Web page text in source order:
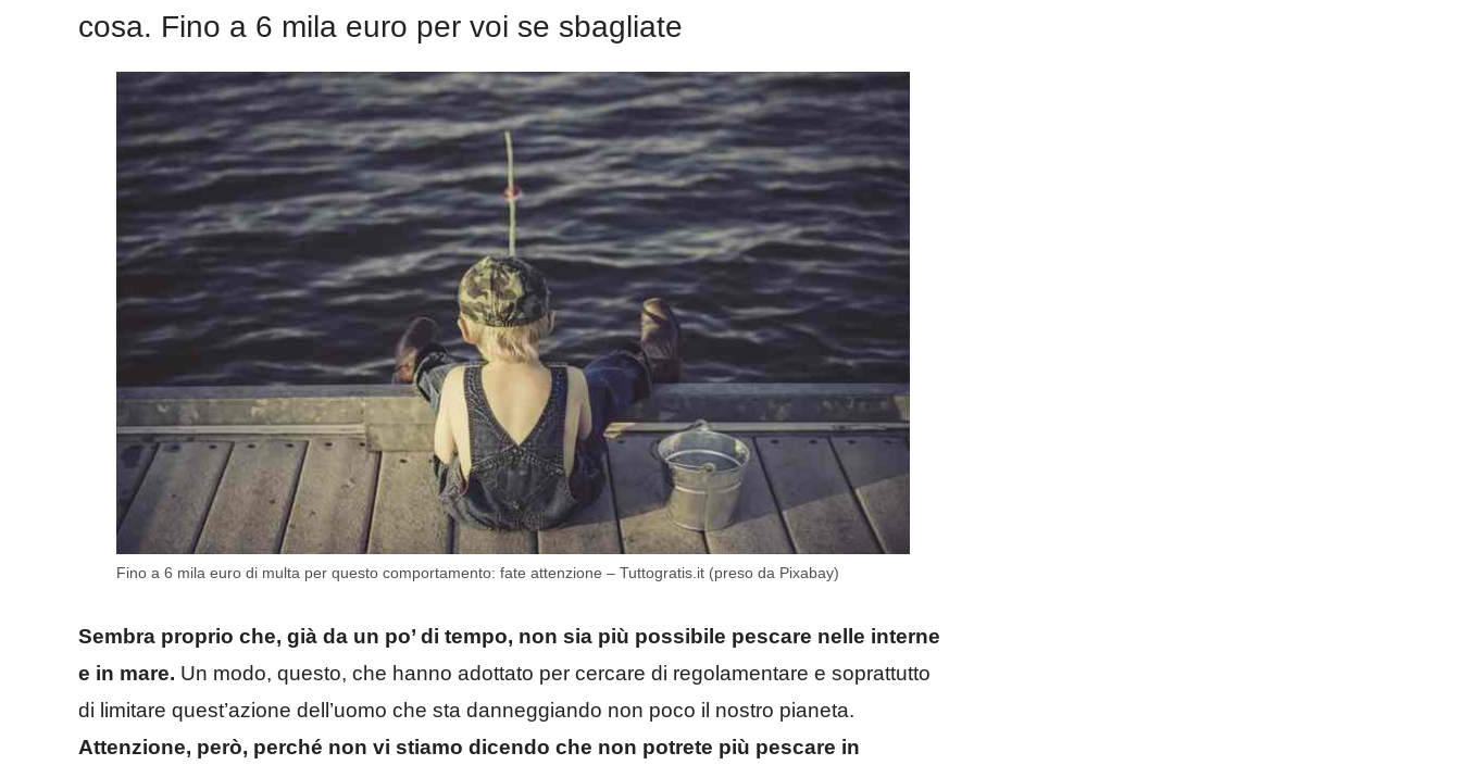
cosa. Fino a 6 mila euro per voi se sbagliate
Fino a 6 mila euro di multa per questo comportamento: fate attenzione – Tuttogratis.it (preso da Pixabay)
Sembra proprio che, già da un po’ di tempo, non sia più possibile pescare nelle interne
e in mare. Un modo, questo, che hanno adottato per cercare di regolamentare e soprattutto
di limitare quest’azione dell’uomo che sta danneggiando non poco il nostro pianeta.
Attenzione, però, perché non vi stiamo dicendo che non potrete più pescare in